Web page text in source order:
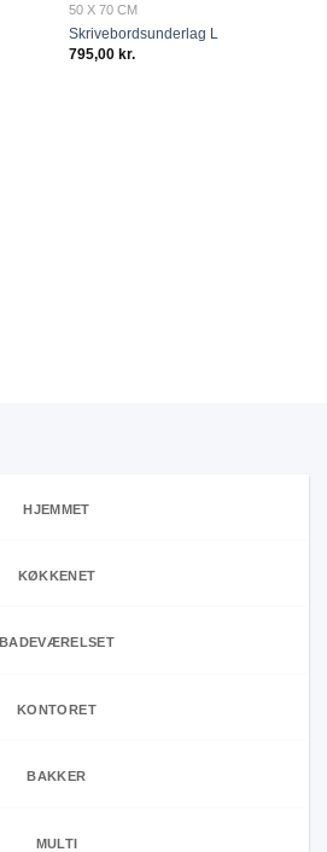
50 X 70 CM
Skrivebordsunderlag L
795,00 kr.
HJEMMET
KØKKENET
BADEVÆRELSET
KONTORET
BAKKER
MULTI